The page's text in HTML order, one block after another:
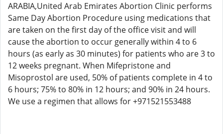
ARABIA,United Arab Emirates Abortion Clinic performs
Same Day Abortion Procedure using medications that
are taken on the first day of the office visit and will
cause the abortion to occur generally within 4 to 6
hours (as early as 30 minutes) for patients who are 3 to
12 weeks pregnant. When Mifepristone and
Misoprostol are used, 50% of patients complete in 4 to
6 hours; 75% to 80% in 12 hours; and 90% in 24 hours.
We use a regimen that allows for +971521553488